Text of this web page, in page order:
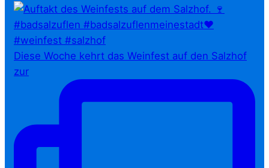
Diese Woche kehrt das Weinfest auf den Salzhof
zur